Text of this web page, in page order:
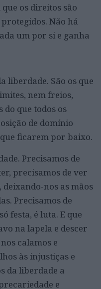
os direitos são
Não há
um por si e ganha
liberdade. São os que
nem freios,
que todos os
de domínio
ficarem por baixo.
Precisamos de
precisamos de ver
deixando-nos as mãos
Precisamos de
festa, é luta. E que
na lapela e descer
calamos e
às injustiças e
da liberdade a
e